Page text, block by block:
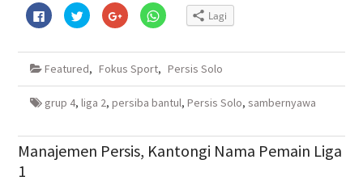
Klik
untuk
membagikan
Facebook(Membuka
jendela
baru)
Klik
untuk
berbagi
Twitter(Membuka
jendela
baru)
Klik
untuk
berbagi
Google+
di
yang
baru)
Klik
untuk
WhatsApp(Membuka
jendela
baru)
Lagi
Featured, Fokus Sport, Persis Solo
grup 4, liga 2, persiba bantul, Persis Solo, sambernyawa
Manajemen Persis, Kantongi Nama Pemain Liga
1